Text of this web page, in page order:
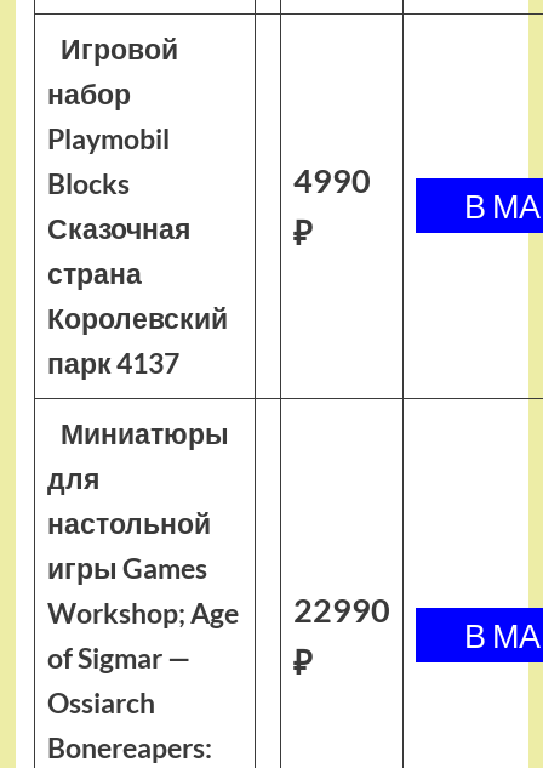
Игровой
набор
Playmobil
Blocks
Сказочная
страна
Королевский
парк 4137
4990
₽
Миниатюры
для
настольной
игры Games
Workshop; Age
of Sigmar —
Ossiarch
Bonereapers:
22990
₽